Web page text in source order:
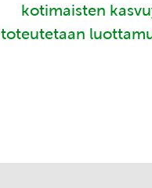
kotimaisten
toteutetaan